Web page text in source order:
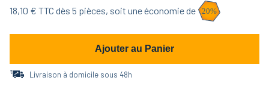
18,10 € TTC dès 5 pièces, soit une économie de 20%
Ajouter au Panier
Livraison à domicile sous 48h